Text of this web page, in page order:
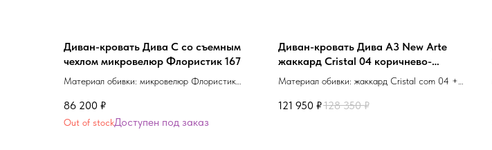
Диван-кровать Дива С со съемным
чехлом микровелюр Флористик 167
Материал обивки: микровелюр Флористик
86 200 ₽
Out of stock
Диван-кровать Дива А3 New Arte
жаккард Cristal 04 коричнево-
фиолетового оттенка
Материал обивки: жаккард Cristal com 04 +
121 950 ₽128 350 ₽